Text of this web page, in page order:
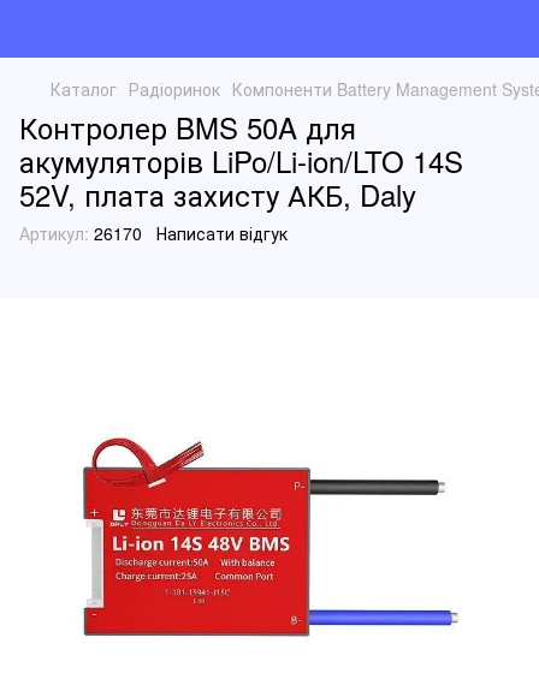
Каталог Радіоринок Компоненти Battery Management
Контролер BMS 50A для
акумуляторів LiPo/Li-ion/LTO 14S
52V, плата захисту АКБ, Daly
Артикул: 26170 Написати відгук